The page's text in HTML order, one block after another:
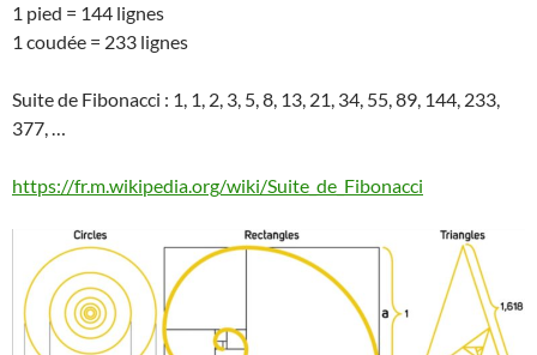
1 pied = 144 lignes
1 coudée = 233 lignes
Suite de Fibonacci : 1, 1, 2, 3, 5, 8, 13, 21, 34, 55, 89, 144, 233,
377, …
https://fr.m.wikipedia.org/wiki/Suite_de_Fibonacci